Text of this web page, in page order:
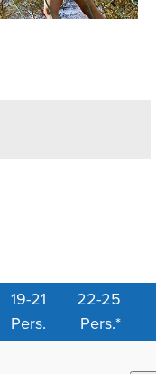
19-21
Pers.
22-25
Pers.*